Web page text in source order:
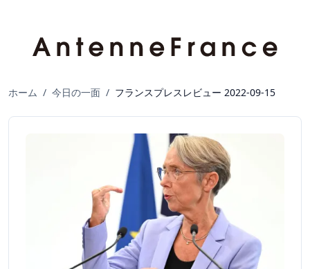
ホーム / 今日の一面 / フランスプレスレビュー 2022-09-15